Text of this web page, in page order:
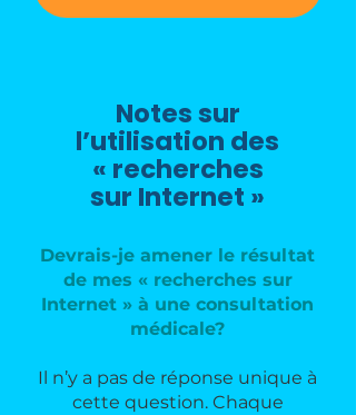
Notes sur
l’utilisation des
« recherches
sur Internet »
Devrais-je amener le résultat
de mes « recherches sur
Internet » à une consultation
médicale?
Il n’y a pas de réponse unique à
cette question. Chaque